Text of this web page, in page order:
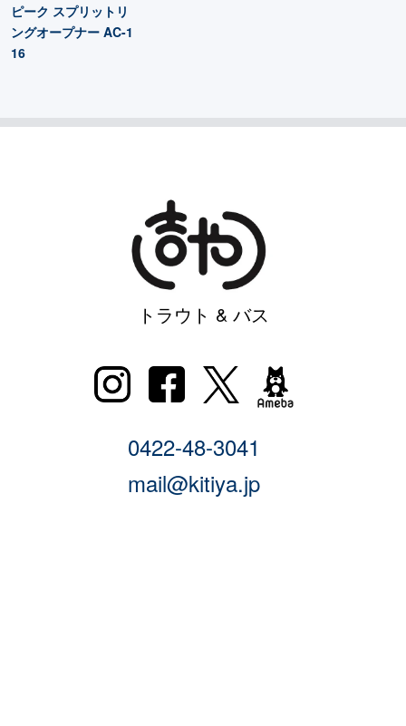
ピーク スプリットリ
ングオープナー AC-1
16
トラウト & バス
0422-48-3041
mail@kitiya.jp